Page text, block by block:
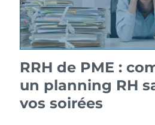
RRH de PME :
un planning RH
vos soirées